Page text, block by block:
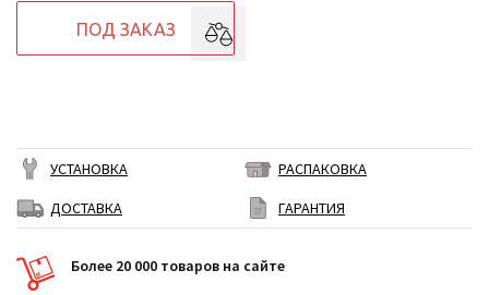
ПОД ЗАКАЗ
УСТАНОВКА
РАСПАКОВКА
ДОСТАВКА
ГАРАНТИЯ
Более 20 000 товаров на сайте